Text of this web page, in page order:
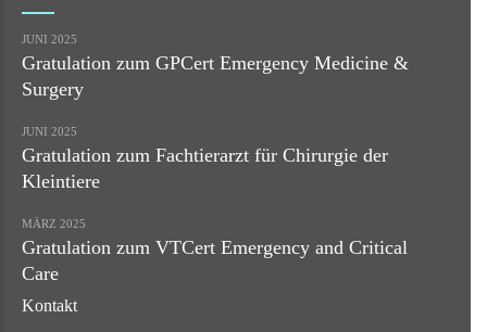
JUNI 2025
Gratulation zum GPCert Emergency Medicine &
Surgery
JUNI 2025
Gratulation zum Fachtierarzt für Chirurgie der
Kleintiere
MÄRZ 2025
Gratulation zum VTCert Emergency and Critical
Care
Kontakt